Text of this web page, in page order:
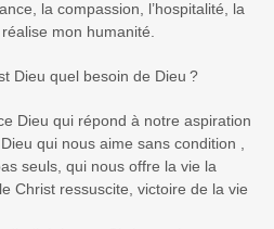
la compassion, l’hospitalité, la
mon humanité.
Dieu quel besoin de Dieu ?
Dieu qui répond à notre aspiration
qui nous aime sans condition ,
seuls, qui nous offre la vie la
Christ ressuscite, victoire de la vie